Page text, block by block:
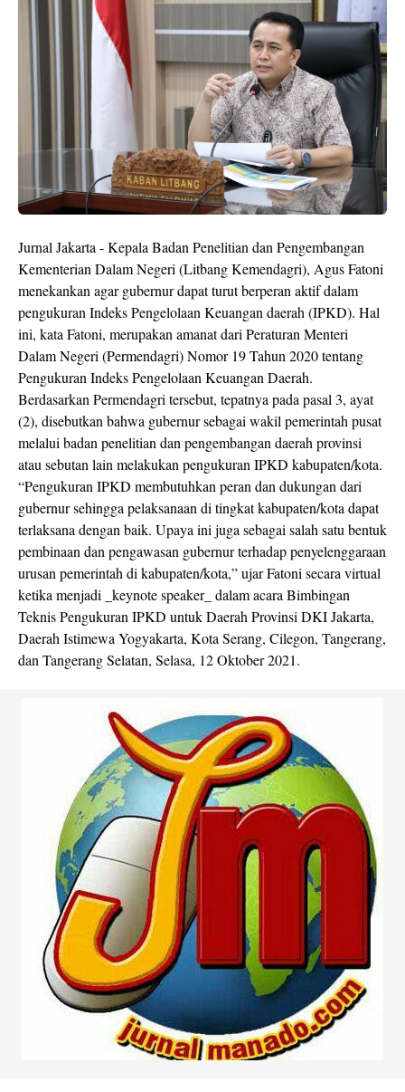
Jurnal Jakarta - Kepala Badan Penelitian dan Pengembangan
Kementerian Dalam Negeri (Litbang Kemendagri), Agus Fatoni
menekankan agar gubernur dapat turut berperan aktif dalam
pengukuran Indeks Pengelolaan Keuangan daerah (IPKD). Hal
ini, kata Fatoni, merupakan amanat dari Peraturan Menteri
Dalam Negeri (Permendagri) Nomor 19 Tahun 2020 tentang
Pengukuran Indeks Pengelolaan Keuangan Daerah.
Berdasarkan Permendagri tersebut, tepatnya pada pasal 3, ayat
(2), disebutkan bahwa gubernur sebagai wakil pemerintah pusat
melalui badan penelitian dan pengembangan daerah provinsi
atau sebutan lain melakukan pengukuran IPKD kabupaten/kota.
“Pengukuran IPKD membutuhkan peran dan dukungan dari
gubernur sehingga pelaksanaan di tingkat kabupaten/kota dapat
terlaksana dengan baik. Upaya ini juga sebagai salah satu bentuk
pembinaan dan pengawasan gubernur terhadap penyelenggaraan
urusan pemerintah di kabupaten/kota,” ujar Fatoni secara virtual
ketika menjadi _keynote speaker_ dalam acara Bimbingan
Teknis Pengukuran IPKD untuk Daerah Provinsi DKI Jakarta,
Daerah Istimewa Yogyakarta, Kota Serang, Cilegon, Tangerang,
dan Tangerang Selatan, Selasa, 12 Oktober 2021.